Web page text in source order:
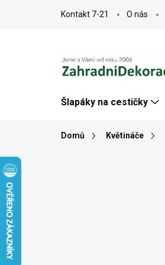
Kontakt 7-21 O nás
Šlapáky na cestičky
Domů Květináče